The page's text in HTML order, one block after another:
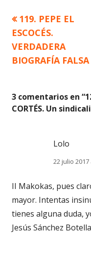
Navegación
de
entradas
Artículo
anterior
119. PEPE EL
ESCOCÉS.
VERDADERA
BIOGRAFÍA FALSA
3 comentarios en “
CORTÉS. Un
Lolo
22 julio 2017
II Makokas, pues
mayor. Intentas
tienes alguna duda,
Jesús Sánchez